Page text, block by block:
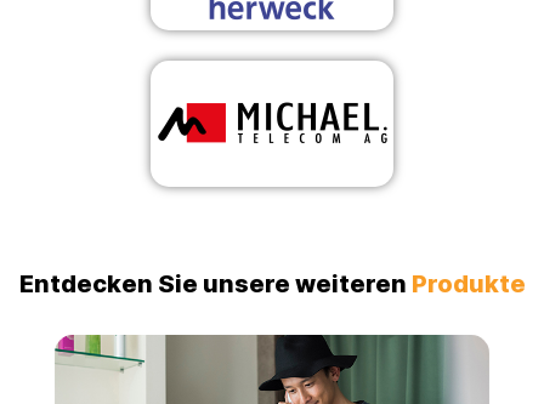
Entdecken Sie unsere weiteren Produkte